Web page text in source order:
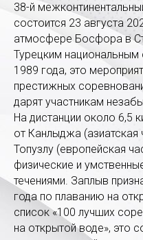
38-й
состоится 23 августа
атмосфере Босфора в
Турецким
1989 года, это
престижных
дарят участникам
На дистанции около 6,5
от Канлыджа
Топузлу (европейская
физические и
течениями. Заплыв
года по плаванию на
список «100 лучших
на открытой воде», это